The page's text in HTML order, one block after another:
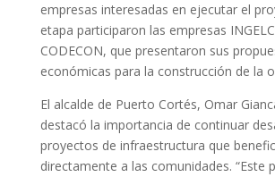
empresas interesadas en ejecutar el
etapa participaron las empresas
CODECON, que presentaron sus
económicas para la construcción de la
El alcalde de Puerto Cortés, Omar
destacó la importancia de continuar
proyectos de infraestructura que
directamente a las comunidades. “Este